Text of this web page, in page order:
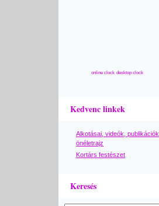
online clock desktop clock
Kedvenc linkek
Alkotásai, videók, publikációk,
önéletrajz
Kortárs festészet
Keresés